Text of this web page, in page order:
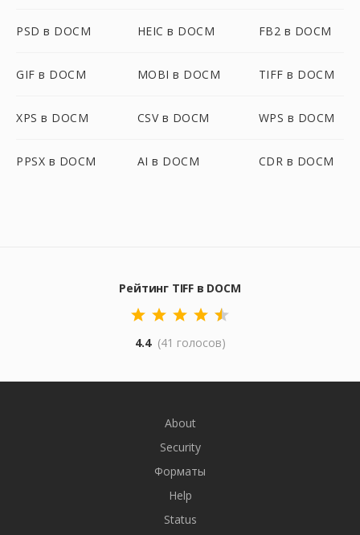
PSD в DOCM HEIC в DOCM FB2 в DOCM
GIF в DOCM MOBI в DOCM TIFF в DOCM
XPS в DOCM CSV в DOCM WPS в DOCM
PPSX в DOCM AI в DOCM CDR в DOCM
Рейтинг TIFF в DOCM
4.4 (41 голосов)
About
Security
Форматы
Help
Status